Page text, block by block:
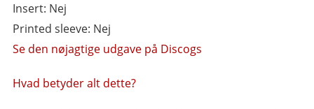
Insert: Nej
Printed sleeve: Nej
Se den nøjagtige udgave på Discogs
Hvad betyder alt dette?